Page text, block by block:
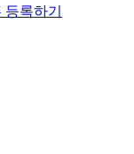
록하기